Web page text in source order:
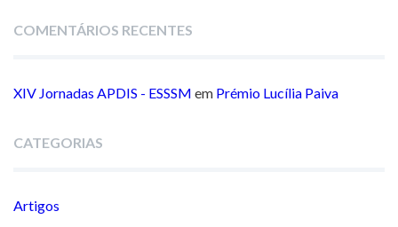
COMENTÁRIOS RECENTES
XIV Jornadas APDIS - ESSSM em Prémio Lucília Paiva
CATEGORIAS
Artigos